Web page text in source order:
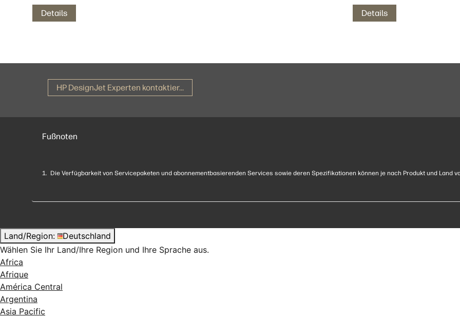
Details Details
HP DesignJet Experten kontaktieren
Fußnoten
1. Die Verfügbarkeit von Servicepaketen und abonnementbasierenden Services sowie deren Spezifikationen können je nach Produkt und Land
Land/Region:
Deutschland
Wählen Sie Ihr Land/Ihre Region und Ihre Sprache aus.
Africa
Afrique
América Central
Argentina
Asia Pacific